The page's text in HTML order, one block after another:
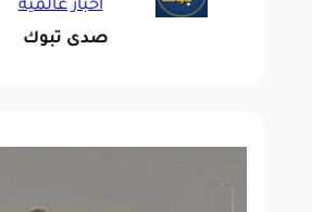
اخبار عالمية
صدى تبوك